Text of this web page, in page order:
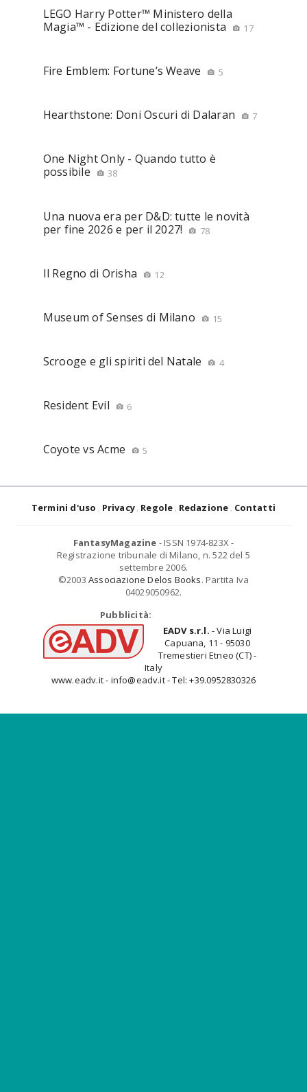
LEGO Harry Potter™ Ministero della
Magia™ - Edizione del collezionista
17
Fire Emblem: Fortune’s Weave 5
Hearthstone: Doni Oscuri di Dalaran 7
One Night Only - Quando tutto è
possibile
38
Una nuova era per D&D: tutte le novità
per fine 2026 e per il 2027!
78
Il Regno di Orisha 12
Museum of Senses di Milano 15
Scrooge e gli spiriti del Natale 4
Resident Evil 6
Coyote vs Acme 5
Termini d'uso Privacy Regole Redazione Contatti
FantasyMagazine - ISSN 1974-823X -
Registrazione tribunale di Milano, n. 522 del 5
settembre 2006.
©2003 Associazione Delos Books. Partita Iva
04029050962.
Pubblicità:
EADV s.r.l. - Via Luigi
Capuana, 11 - 95030
Tremestieri Etneo (CT) -
Italy
www.eadv.it - info@eadv.it - Tel: +39.0952830326